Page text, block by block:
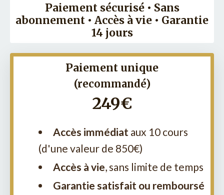
Paiement sécurisé • Sans
abonnement • Accès à vie • Garantie
14 jours
Paiement unique
(recommandé)
249€
Accès immédiat aux 10 cours
(d'une valeur de 850€)
Accès à vie, sans limite de temps
Garantie satisfait ou remboursé